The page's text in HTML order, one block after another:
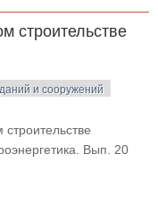
строительстве
и сооружений
Вып. 20